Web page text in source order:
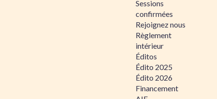
Sessions
confirmées
Rejoignez nous
Règlement
intérieur
Éditos
Édito 2025
Édito 2026
Financement